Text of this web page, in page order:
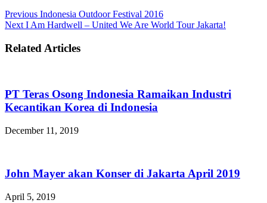
Previous Indonesia Outdoor Festival 2016
Next I Am Hardwell – United We Are World Tour Jakarta!
Related Articles
PT Teras Osong Indonesia Ramaikan Industri
Kecantikan Korea di Indonesia
December 11, 2019
John Mayer akan Konser di Jakarta April 2019
April 5, 2019